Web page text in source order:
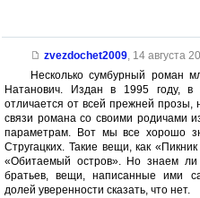
zvezdochet2009, 14 августа
Несколько сумбурный роман
Натанович. Издан в 1995 году, в
отличается от всей прежней прозы,
связи романа со своими родичами
параметрам. Вот мы все хорошо
Стругацких. Такие вещи, как
«Обитаемый остров». Но знаем
братьев, вещи, написанные ими
долей уверенности сказать, что нет.